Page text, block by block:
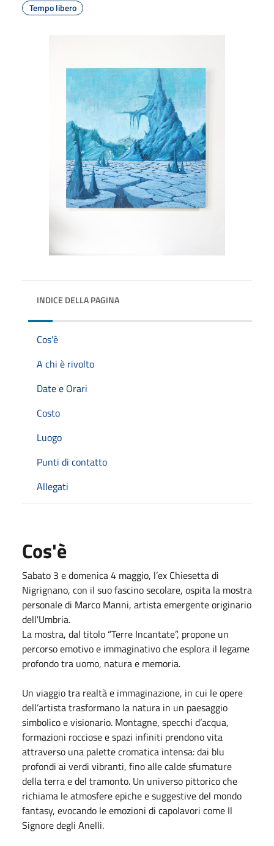
Tempo libero
INDICE DELLA PAGINA
Cos'è
A chi è rivolto
Date e Orari
Costo
Luogo
Punti di contatto
Allegati
Cos'è
Sabato 3 e domenica 4 maggio, l’ex Chiesetta di
Nigrignano, con il suo fascino secolare, ospita la mostra
personale di Marco Manni, artista emergente originario
dell'Umbria.
La mostra, dal titolo “Terre Incantate”, propone un
percorso emotivo e immaginativo che esplora il legame
profondo tra uomo, natura e memoria.
Un viaggio tra realtà e immaginazione, in cui le opere
dell’artista trasformano la natura in un paesaggio
simbolico e visionario. Montagne, specchi d’acqua,
formazioni rocciose e spazi infiniti prendono vita
attraverso una palette cromatica intensa: dai blu
profondi ai verdi vibranti, fino alle calde sfumature
della terra e del tramonto. Un universo pittorico che
richiama le atmosfere epiche e suggestive del mondo
fantasy, evocando le emozioni di capolavori come Il
Signore degli Anelli.